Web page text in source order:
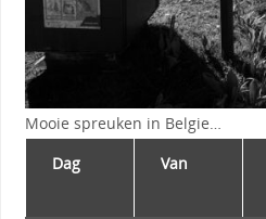
Mooie spreuken in Belgie…
Dag
Van